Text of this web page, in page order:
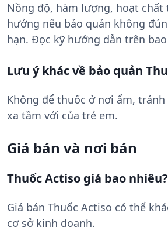
Nồng độ, hàm lượng, hoạt chất
hưởng nếu bảo quản không
hạn. Đọc kỹ hướng dẫn trên
Lưu ý khác về bảo quản
Không để thuốc ở nơi ẩm, tránh
xa tầm với của trẻ em.
Giá bán và nơi bán
Thuốc Actiso giá bao nhiêu?
Giá bán Thuốc Actiso có thể
cơ sở kinh doanh.